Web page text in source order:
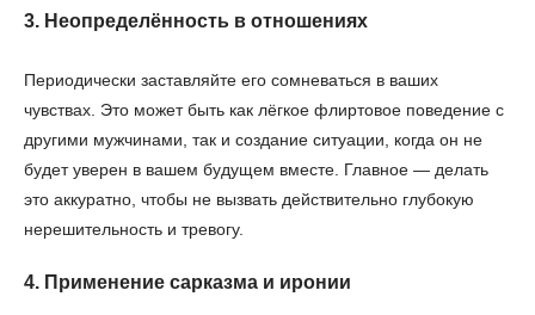
3. Неопределённость в отношениях
Периодически заставляйте его сомневаться в ваших
чувствах. Это может быть как лёгкое флиртовое поведение с
другими мужчинами, так и создание ситуации, когда он не
будет уверен в вашем будущем вместе. Главное — делать
это аккуратно, чтобы не вызвать действительно глубокую
нерешительность и тревогу.
4. Применение сарказма и иронии